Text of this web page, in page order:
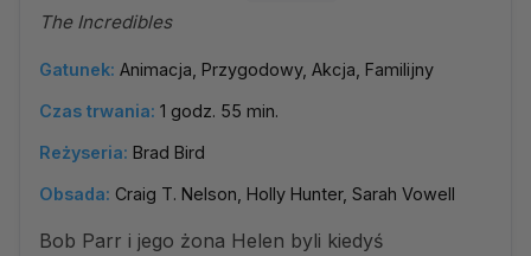
The Incredibles
Gatunek: Animacja, Przygodowy, Akcja, Familijny
Czas trwania: 1 godz. 55 min.
Reżyseria: Brad Bird
Obsada: Craig T. Nelson, Holly Hunter, Sarah Vowell
Bob Parr i jego żona Helen byli kiedyś